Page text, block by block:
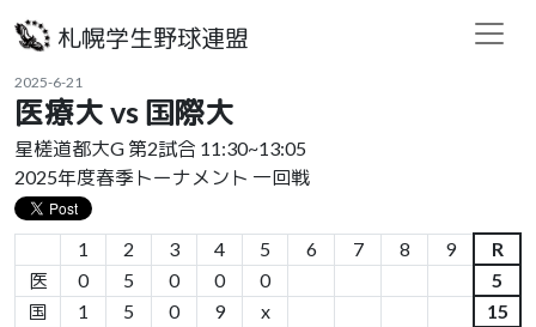
札幌学生野球連盟
2025-6-21
医療大 vs 国際大
星槎道都大G 第2試合 11:30~13:05
2025年度春季トーナメント 一回戦
1 2 3 4 5 6 7 8 9
R
医
0 5 0 0 0
5
国
1 5 0 9 x 15